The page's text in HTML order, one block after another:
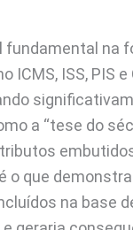
na
ISS, PIS
a “tese do
o que
na base